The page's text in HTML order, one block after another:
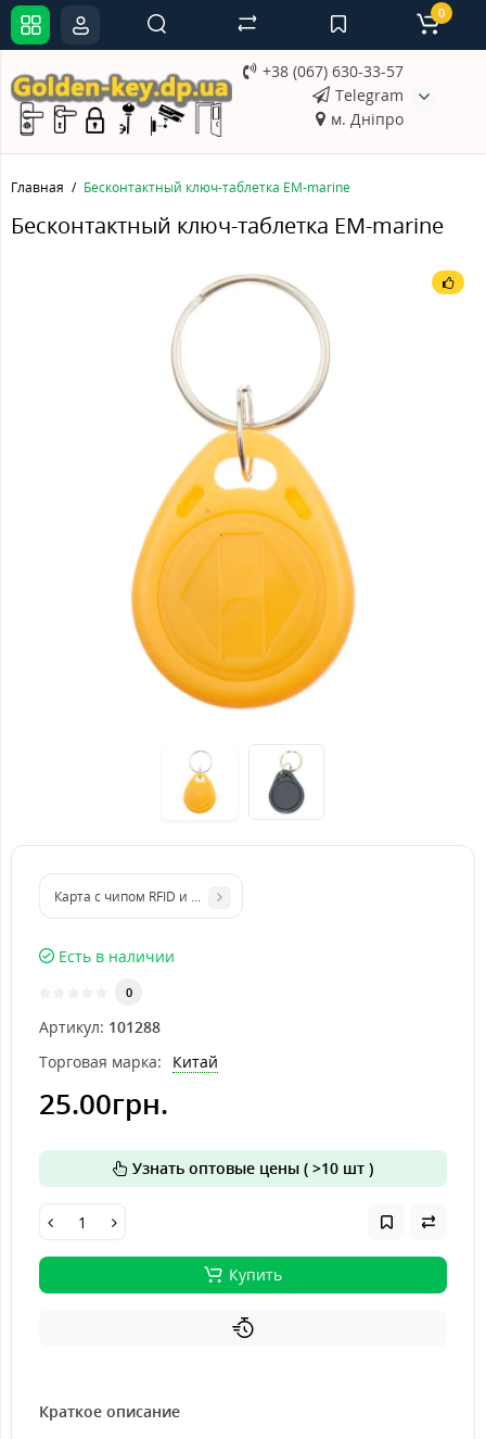
+38 (067) 630-33-57
Telegram
м. Дніпро
0
Главная Бесконтактный ключ-таблетка EM-marine
Бесконтактный ключ-таблетка EM-marine
Карта с чипом RFID и печатью логотипа - рисунка - названия
Есть в наличии
0
Артикул: 101288
Торговая марка:
Китай
25.00грн.
Узнать оптовые цены ( >10 шт )
Купить
Краткое описание